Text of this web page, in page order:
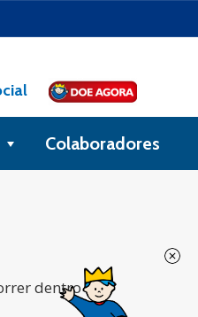
Colaboradores
dentro